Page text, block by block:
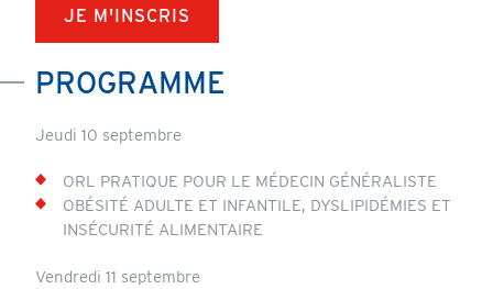
JE M'INSCRIS
PROGRAMME
Jeudi 10 septembre
ORL PRATIQUE POUR LE MÉDECIN GÉNÉRALISTE
OBÉSITÉ ADULTE ET INFANTILE, DYSLIPIDÉMIES ET
INSÉCURITÉ ALIMENTAIRE
Vendredi 11 septembre